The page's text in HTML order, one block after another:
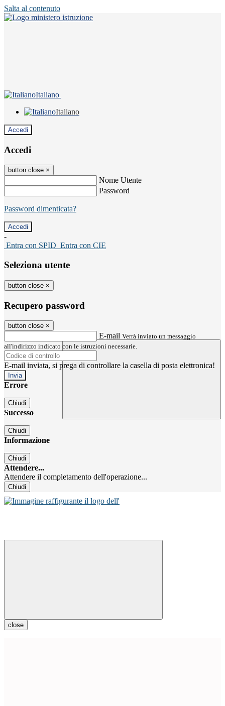
Salta al contenuto
Italiano
Italiano
Accedi
Accedi
button close ×
Nome Utente
Password
Password dimenticata?
-
Entra con SPID Entra con CIE
Seleziona utente
button close ×
Recupero password
button close ×
E-mail Verrà inviato un messaggio
all'indirizzo indicato con le istruzioni necessarie.
E-mail inviata, si prega di controllare la casella di posta elettronica!
Errore
Chiudi
Successo
Chiudi
Informazione
Chiudi
Attendere...
Attendere il completamento dell'operazione...
Chiudi
close